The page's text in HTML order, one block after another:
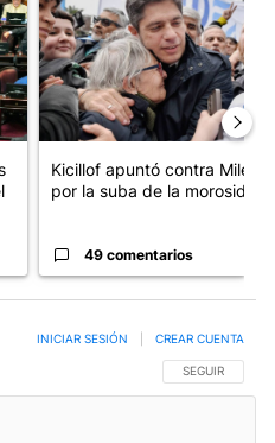
Kicillof apuntó contra Milei
por la suba de la morosida...
49 comentarios
SIGA ESTA
SEGUIR
INICIAR SESIÓN CREAR CUENTA